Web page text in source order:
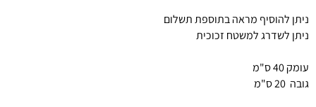
ניתן להוסיף מראה בתוספת תשלום
ניתן לשדרג למשטח זכוכית
עומק 40 ס"מ
גובה 20 ס"מ